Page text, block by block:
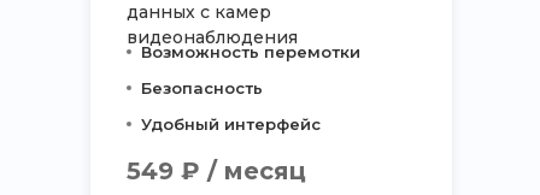
Возможность перемотки
Безопасность
Удобный интерфейс
данных с камер
видеонаблюдения
549 ₽ / месяц